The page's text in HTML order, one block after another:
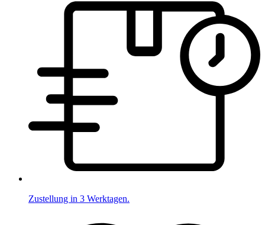
Zustellung in 3 Werktagen.